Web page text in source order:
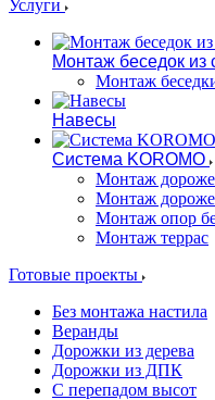
Услуги
Монтаж беседок из
Монтаж
Навесы
Система KOROMO
Монтаж
Монтаж
Монтаж опор
Монтаж террас
Готовые проекты
Без монтажа настила
Веранды
Дорожки из дерева
Дорожки из ДПК
С перепадом высот